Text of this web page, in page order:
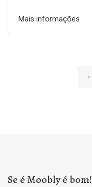
Mais informações
‹
Se é Moobly é bom!